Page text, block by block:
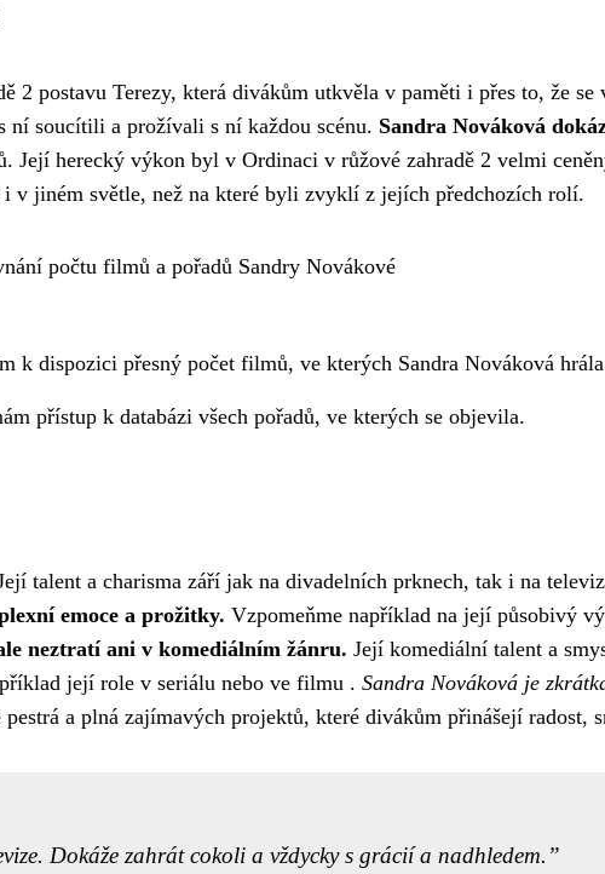
2 postavu Terezy, která divákům utkvěla v paměti i přes to, že
ní soucítili a prožívali s ní každou scénu. Sandra Nováková
Její herecký výkon byl v Ordinaci v růžové zahradě 2 velmi
v jiném světle, než na které byli zvyklí z jejích předchozích rolí.
počtu filmů a pořadů Sandry Novákové
k dispozici přesný počet filmů, ve kterých Sandra Nováková
přístup k databázi všech pořadů, ve kterých se objevila.
talent a charisma září jak na divadelních prknech, tak i na
emoce a prožitky. Vzpomeňme například na její působivý
neztratí ani v komediálním žánru. Její komediální talent a
její role v seriálu nebo ve filmu . Sandra Nováková je
a plná zajímavých projektů, které divákům přinášejí radost,
Dokáže zahrát cokoli a vždycky s grácií a nadhledem.